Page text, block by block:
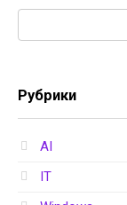
Рубрики
AI
IT